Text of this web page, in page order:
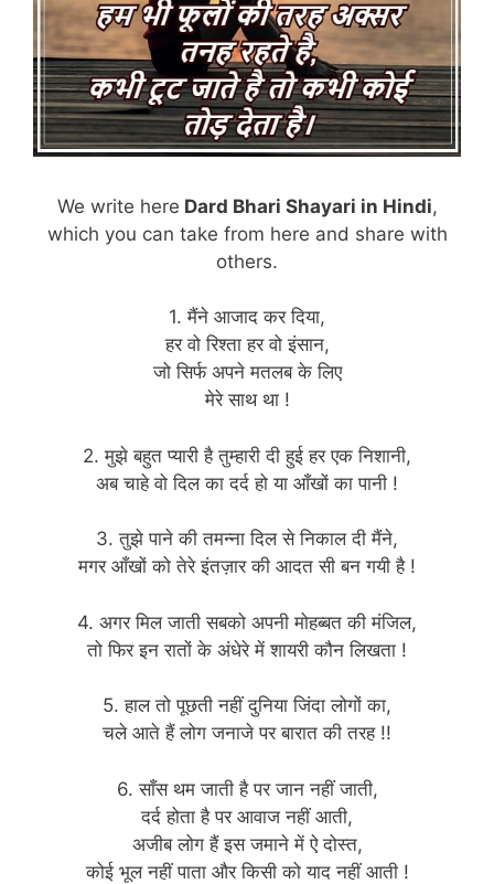
We write here Dard Bhari Shayari in Hindi,
which you can take from here and share with
others.
1. मैंने आजाद कर दिया,
हर वो रिश्ता हर वो इंसान,
जो सिर्फ अपने मतलब के लिए
मेरे साथ था !
2. मुझे बहुत प्यारी है तुम्हारी दी हुई हर एक निशानी,
अब चाहे वो दिल का दर्द हो या आँखों का पानी !
3. तुझे पाने की तमन्ना दिल से निकाल दी मैंने,
मगर आँखों को तेरे इंतज़ार की आदत सी बन गयी है !
4. अगर मिल जाती सबको अपनी मोहब्बत की मंजिल,
तो फिर इन रातों के अंधेरे में शायरी कौन लिखता !
5. हाल तो पूछती नहीं दुनिया जिंदा लोगों का,
चले आते हैं लोग जनाजे पर बारात की तरह !!
6. साँस थम जाती है पर जान नहीं जाती,
दर्द होता है पर आवाज नहीं आती,
अजीब लोग हैं इस जमाने में ऐ दोस्त,
कोई भूल नहीं पाता और किसी को याद नहीं आती !